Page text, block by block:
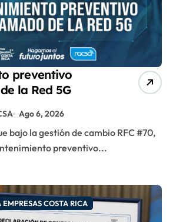
preventivo
la Red 5G
Ago 6, 2026
preventivo...
EMPRESAS COSTA RICA